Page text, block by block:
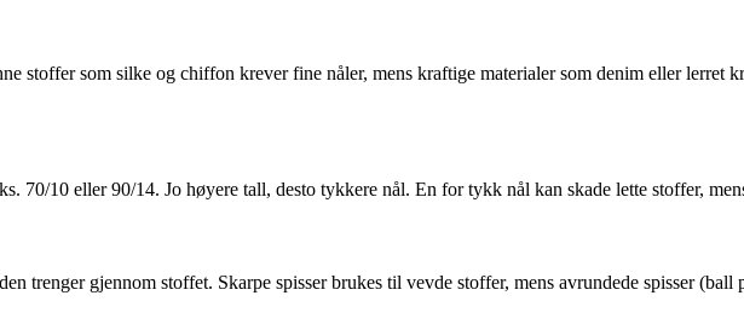
stoffer som silke og chiffon krever fine nåler, mens kraftige materialer som denim eller lerret
70/10 eller 90/14. Jo høyere tall, desto tykkere nål. En for tykk nål kan skade lette stoffer,
trenger gjennom stoffet. Skarpe spisser brukes til vevde stoffer, mens avrundede spisser